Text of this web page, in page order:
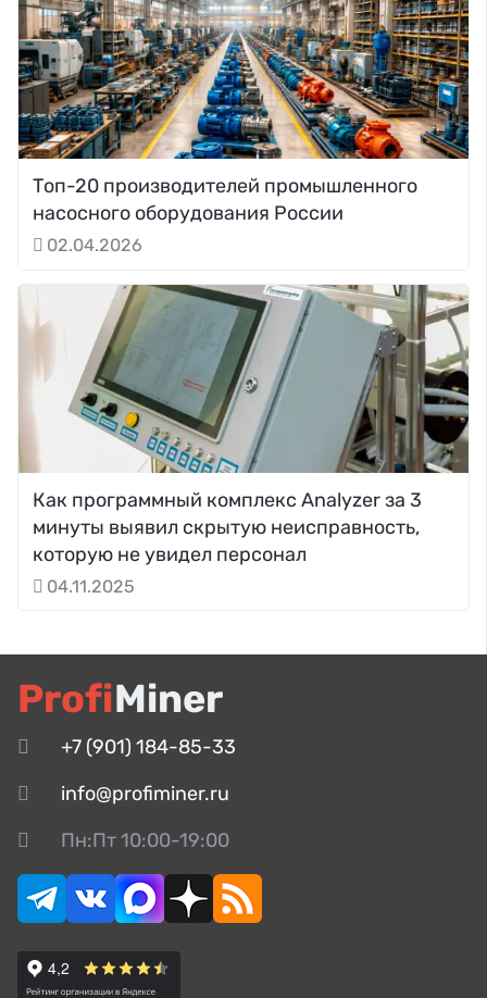
Топ-20 производителей промышленного
насосного оборудования России
02.04.2026
Как программный комплекс Analyzer за 3
минуты выявил скрытую неисправность,
которую не увидел персонал
04.11.2025
ProfiMiner
+7 (901) 184-85-33
info@profiminer.ru
Пн:Пт 10:00-19:00